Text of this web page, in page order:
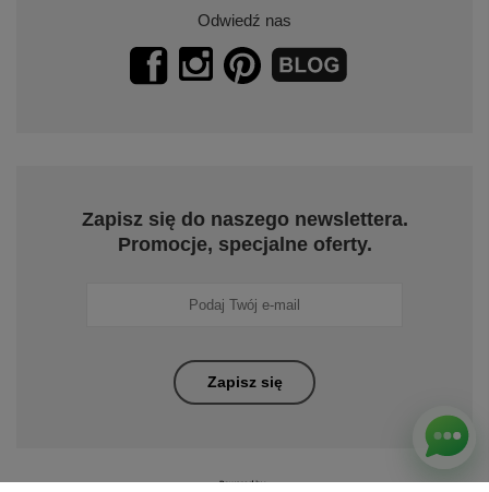
Odwiedź nas
Zapisz się do naszego newslettera.
Promocje, specjalne oferty.
Zapisz się